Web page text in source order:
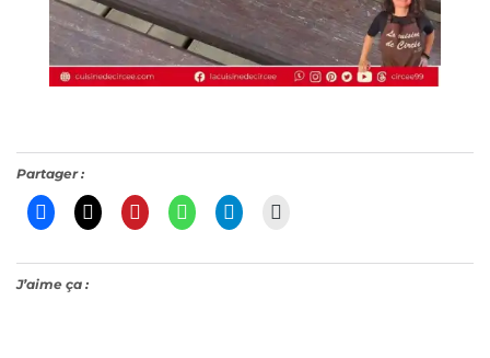
Partager :
J’aime ça :